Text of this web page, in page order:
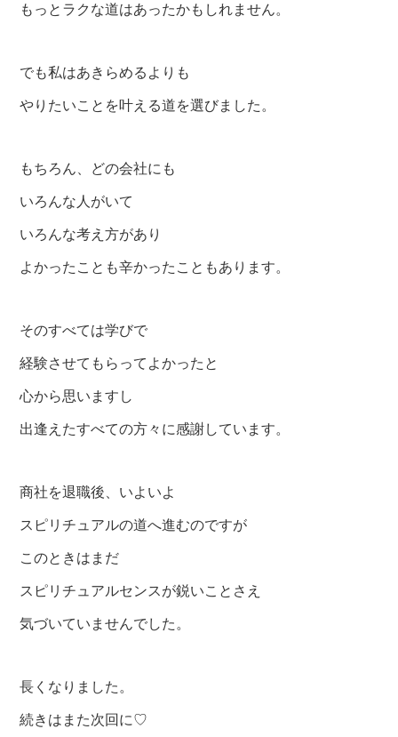
もっとラクな道はあったかもしれません。
でも私はあきらめるよりも
やりたいことを叶える道を選びました。
もちろん、どの会社にも
いろんな人がいて
いろんな考え方があり
よかったことも辛かったこともあります。
そのすべては学びで
経験させてもらってよかったと
心から思いますし
出逢えたすべての方々に感謝しています。
商社を退職後、いよいよ
スピリチュアルの道へ進むのですが
このときはまだ
スピリチュアルセンスが鋭いことさえ
気づいていませんでした。
長くなりました。
続きはまた次回に♡